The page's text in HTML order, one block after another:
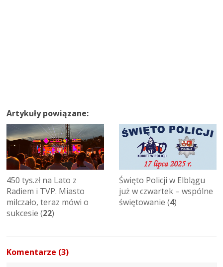
Artykuły powiązane:
450 tys.zł na Lato z
Radiem i TVP. Miasto
milczało, teraz mówi o
sukcesie (22)
Święto Policji w Elblągu
już w czwartek – wspólne
świętowanie (4)
Komentarze (3)